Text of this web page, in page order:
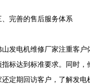
、完善的售后服务体系
山发电机维修厂家注重客
指标达到标准要求。同时
还定期回访客户，了解发